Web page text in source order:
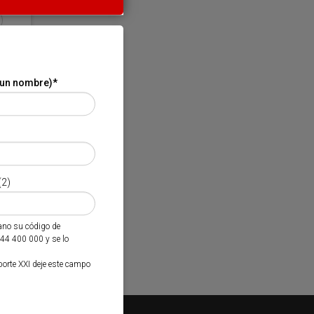
nombre)*
su código de
400 000 y se lo
XXI deje este campo